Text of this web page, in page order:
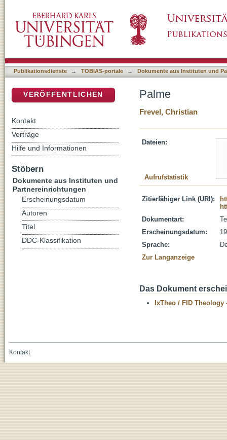
Publikationsdienste → TOBIAS-portale → Dokumente aus Instituten und
Palme
Frevel, Christian
Dateien:
Aufrufstatistik
Zitierfähiger Link (URI):
Dokumentart:
Erscheinungsdatum:
Sprache:
Zur Langanzeige
Das Dokument
IxTheo / FID Theology
VERÖFFENTLICHEN
Kontakt
Verträge
Hilfe und Informationen
Stöbern
Dokumente aus Instituten und
Partnereinrichtungen
Erscheinungsdatum
Autoren
Titel
DDC-Klassifikation
Kontakt